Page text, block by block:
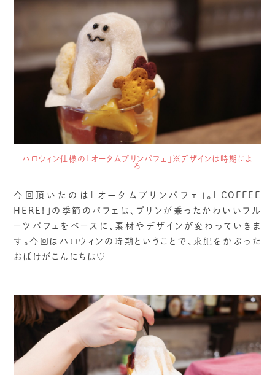
ハロウィン仕様の「オータムプリンパフェ」※デザインは時期によ
る
今回頂いたのは「オータムプリンパフェ」。「COFFEE
HERE!」の季節のパフェは、プリンが乗ったかわいいフル
ーツパフェをベースに、素材やデザインが変わっていきま
す。今回はハロウィンの時期ということで、求肥をかぶった
おばけがこんにちは♡